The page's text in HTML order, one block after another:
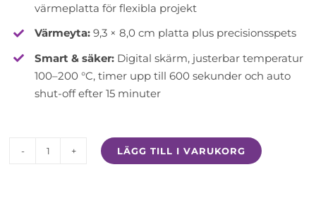
värmeplatta för flexibla projekt
Värmeyta: 9,3 × 8,0 cm platta plus precisionsspets
Smart & säker: Digital skärm, justerbar temperatur
100–200 °C, timer upp till 600 sekunder och auto
shut-off efter 15 minuter
LOKLiK
LÄGG TILL I VARUKORG